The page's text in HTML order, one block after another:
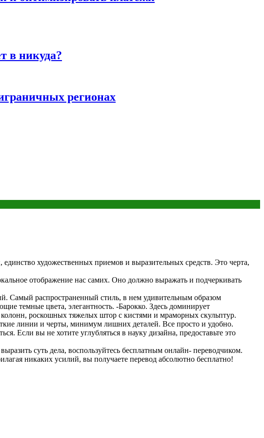
в никуда?
регионах
художественных приемов и выразительных средств. Это черта,
отображение нас самих. Оно должно выражать и подчеркивать
Самый распространенный стиль, в нем удивительным образом
темные цвета, элегантность. -Барокко. Здесь доминирует
колонн, роскошных тяжелых штор с кистями и мраморных скульптур.
линии и черты, минимум лишних деталей. Все просто и удобно.
Если вы не хотите углубляться в науку дизайна, предоставьте это
суть дела, воспользуйтесь бесплатным онлайн- переводчиком.
никаких усилий, вы получаете перевод абсолютно бесплатно!